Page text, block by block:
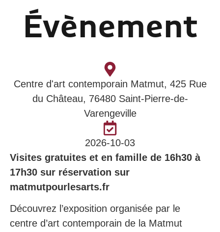
Évènement
Centre d'art contemporain Matmut, 425 Rue
du Château, 76480 Saint-Pierre-de-
Varengeville
2026-10-03
Visites gratuites et en famille de 16h30 à
17h30 sur réservation sur
matmutpourlesarts.fr
Découvrez l’exposition organisée par le
centre d’art contemporain de la Matmut